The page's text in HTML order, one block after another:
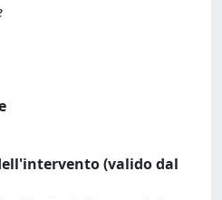
(valido dal